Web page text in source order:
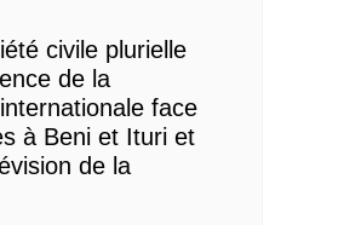
civile plurielle
de la
face
à Beni et Ituri et
de la